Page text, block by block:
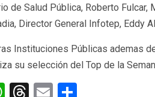
de Salud Pública, Roberto
Director General Infotep, Eddy
Instituciones Públicas ademas
su selección del Top de la
WhatsApp
Threads
Email